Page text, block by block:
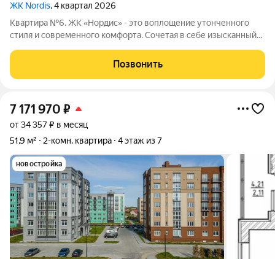
ЖК Nordis, 4 квартал 2026
Квартира №6. ЖК «Нордис» - это воплощение утонченного
стиля и современного комфорта. Сочетая в себе изысканный
жителям уникальное пространство для жизни и отдыха.
Квартиры в новом клубном доме для
Позвонить
7 171 970 ₽
от 34 357 ₽ в месяц
51,9 м²
2-комн. квартира 4 этаж из 7
новостройка